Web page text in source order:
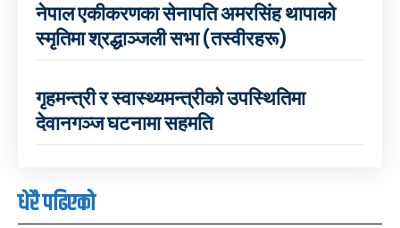
नेपाल एकीकरणका सेनापति अमरसिंह थापाको
स्मृतिमा श्रद्धाञ्जली सभा (तस्वीरहरू)
गृहमन्त्री र स्वास्थ्यमन्त्रीको उपस्थितिमा
देवानगञ्ज घटनामा सहमति
धेरै पढिएको